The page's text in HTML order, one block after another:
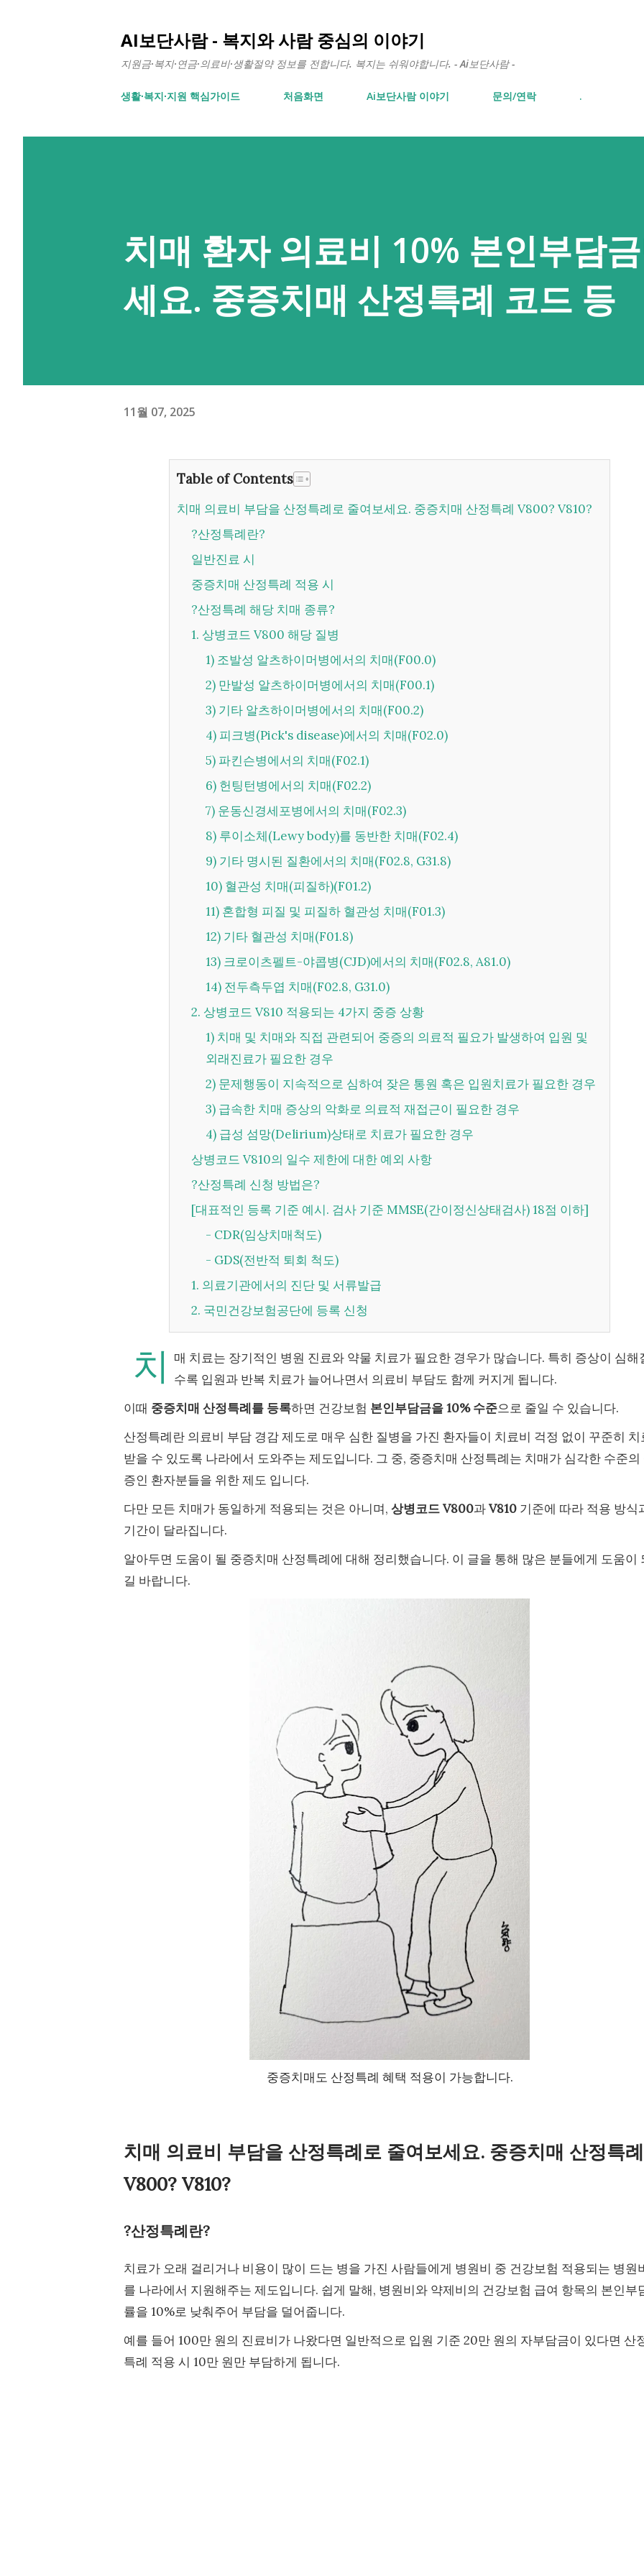
AI보단사람 - 복지와 사람 중심의 이야기
지원금·복지·연금·의료비·생활절약 정보를 전합니다. 복지는 쉬워야합니다. - Ai보단사람 -
생활∙복지∙지원 핵심가이드 처음화면 Ai보단사람 이야기 문의/연락 .
치매 환자 의료비 10% 본인부담
세요. 중증치매 산정특례 코드 등
11월 07, 2025
Table of Contents
치매 의료비 부담을 산정특례로 줄여보세요. 중증치매 산정특례 V800? V810?
?산정특례란?
일반진료 시
중증치매 산정특례 적용 시
?산정특례 해당 치매 종류?
1. 상병코드 V800 해당 질병
1) 조발성 알츠하이머병에서의 치매(F00.0)
2) 만발성 알츠하이머병에서의 치매(F00.1)
3) 기타 알츠하이머병에서의 치매(F00.2)
4) 피크병(Pick's disease)에서의 치매(F02.0)
5) 파킨슨병에서의 치매(F02.1)
6) 헌팅턴병에서의 치매(F02.2)
7) 운동신경세포병에서의 치매(F02.3)
8) 루이소체(Lewy body)를 동반한 치매(F02.4)
9) 기타 명시된 질환에서의 치매(F02.8, G31.8)
10) 혈관성 치매(피질하)(F01.2)
11) 혼합형 피질 및 피질하 혈관성 치매(F01.3)
12) 기타 혈관성 치매(F01.8)
13) 크로이츠펠트-야콥병(CJD)에서의 치매(F02.8, A81.0)
14) 전두측두엽 치매(F02.8, G31.0)
2. 상병코드 V810 적용되는 4가지 중증 상황
1) 치매 및 치매와 직접 관련되어 중증의 의료적 필요가 발생하여 입원 및
외래진료가 필요한 경우
2) 문제행동이 지속적으로 심하여 잦은 통원 혹은 입원치료가 필요한 경우
3) 급속한 치매 증상의 악화로 의료적 재접근이 필요한 경우
4) 급성 섬망(Delirium)상태로 치료가 필요한 경우
상병코드 V810의 일수 제한에 대한 예외 사항
?산정특례 신청 방법은?
[대표적인 등록 기준 예시. 검사 기준 MMSE(간이정신상태검사) 18점 이하]
- CDR(임상치매척도)
- GDS(전반적 퇴회 척도)
1. 의료기관에서의 진단 및 서류발급
2. 국민건강보험공단에 등록 신청
치
매 치료는 장기적인 병원 진료와 약물 치료가 필요한 경우가 많습니다. 특히 증상이 심해
수록 입원과 반복 치료가 늘어나면서 의료비 부담도 함께 커지게 됩니다.
이때 중증치매 산정특례를 등록하면 건강보험 본인부담금을 10% 수준으로 줄일 수 있습니다.
산정특례란 의료비 부담 경감 제도로 매우 심한 질병을 가진 환자들이 치료비 걱정 없이 꾸준히 치
받을 수 있도록 나라에서 도와주는 제도입니다. 그 중, 중증치매 산정특례는 치매가 심각한 수준의
증인 환자분들을 위한 제도 입니다.
다만 모든 치매가 동일하게 적용되는 것은 아니며, 상병코드 V800과V810 기준에 따라 적용 방식
기간이 달라집니다.
알아두면 도움이 될 중증치매 산정특례에 대해 정리했습니다. 이 글을 통해 많은 분들에게 도움이
길 바랍니다.
중증치매도 산정특례 혜택 적용이 가능합니다.
치매 의료비 부담을 산정특례로 줄여보세요. 중증치매 산정특례
V800? V810?
?산정특례란?
치료가 오래 걸리거나 비용이 많이 드는 병을 가진 사람들에게 병원비 중 건강보험 적용되는 병원
를 나라에서 지원해주는 제도입니다. 쉽게 말해, 병원비와 약제비의 건강보험 급여 항목의 본인부
률을 10%로 낮춰주어 부담을 덜어줍니다.
예를 들어 100만 원의 진료비가 나왔다면 일반적으로 입원 기준 20만 원의 자부담금이 있다면 산
특례 적용 시 10만 원만 부담하게 됩니다.